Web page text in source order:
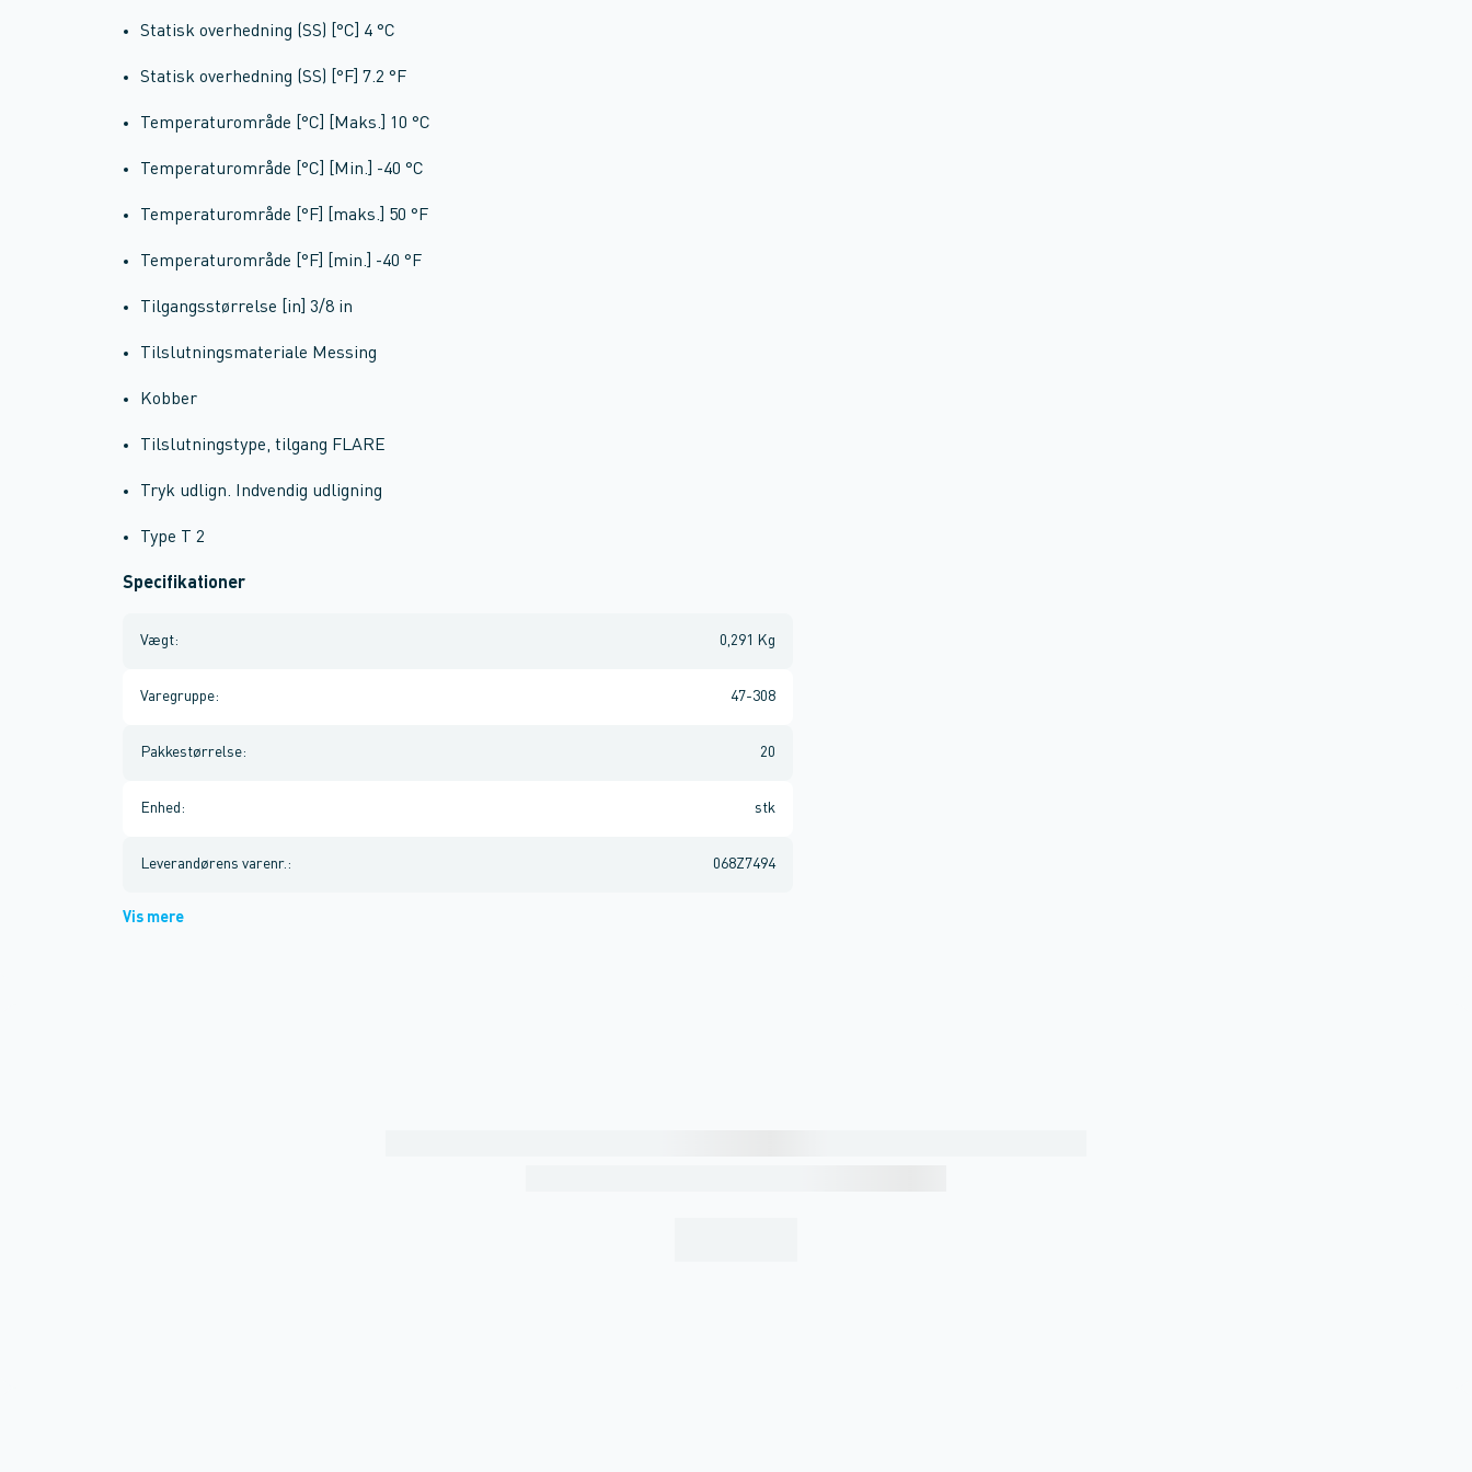
Statisk overhedning (SS) [°C] 4 °C
Statisk overhedning (SS) [°F] 7.2 °F
Temperaturområde [°C] [Maks.] 10 °C
Temperaturområde [°C] [Min.] -40 °C
Temperaturområde [°F] [maks.] 50 °F
Temperaturområde [°F] [min.] -40 °F
Tilgangsstørrelse [in] 3/8 in
Tilslutningsmateriale Messing
Kobber
Tilslutningstype, tilgang FLARE
Tryk udlign. Indvendig udligning
Type T 2
Specifikationer
Vægt: 0,291 Kg
Varegruppe: 47-308
Pakkestørrelse: 20
Enhed : stk
Leverandørens varenr. : 068Z7494
Vis mere